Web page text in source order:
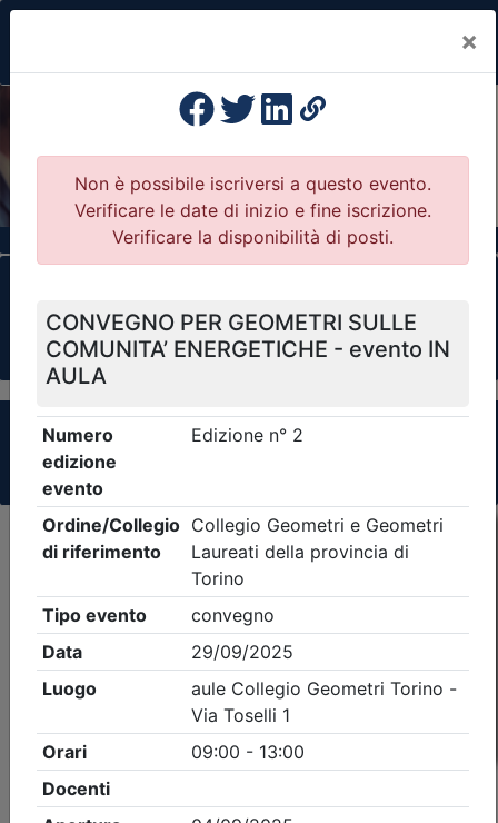
×
Previous
Il portale della formazione per Ordini e
Collegi Professionali
Clicca qui - espandi la sezione dei filtri ricerca
eventi
Criteri di ricerca applicati:
- Tipo Ordine/collegio:Geometri
Torino
- Eventi in programma dal
iCal Feed RSS
Dettagli evento